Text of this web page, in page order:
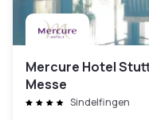
Mercure Hotel
Messe
Sindelfingen